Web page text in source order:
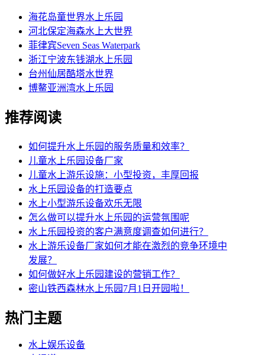
海花岛童世界水上乐园
河北保定海森水上大世界
菲律宾Seven Seas Waterpark
浙江宁波东钱湖水上乐园
台州仙居酷塔水世界
博鳌亚洲湾水上乐园
推荐阅读
如何提升水上乐园的服务质量和效率？
儿童水上乐园设备厂家
儿童水上游乐设施：小型投资，丰厚回报
水上乐园设备的打造要点
水上小型游乐设备欢乐无限
怎么做可以提升水上乐园的运营氛围呢
水上乐园投资的客户满意度调查如何进行？
水上游乐设备厂家如何才能在激烈的竞争环境中
发展？
如何做好水上乐园建设的营销工作？
密山铁西森林水上乐园7月1日开园啦！
热门主题
水上娱乐设备